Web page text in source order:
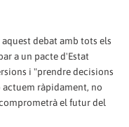
debat amb tots els
a un pacte d'Estat
i "prendre decisions
ràpidament, no
el futur del